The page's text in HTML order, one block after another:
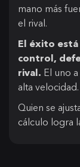
mano más
el rival.
El éxito
control,
rival. El uno
alta velocidad.
Quien se
cálculo logra